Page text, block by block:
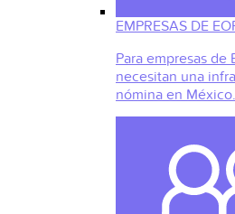
EMPRESAS DE
Para empresas
necesitan una
nómina en México.